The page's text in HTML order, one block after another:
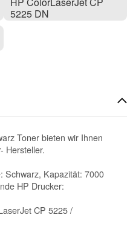
5225 DN
Toner bieten wir Ihnen
Hersteller.
Schwarz, Kapazität: 7000
HP Drucker:
CP 5225 /